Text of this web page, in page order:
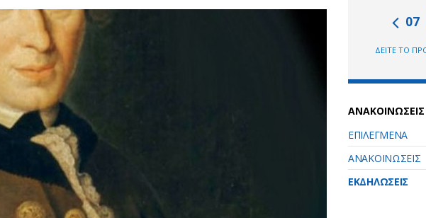
07
ΔΕΙΤΕ ΤΟ
ΑΝΑΚΟΙΝΩΣΕΙΣ
ΕΠΙΛΕΓΜΕΝΑ
ΑΝΑΚΟΙΝΩΣΕΙΣ
ΕΚΔΗΛΩΣΕΙΣ